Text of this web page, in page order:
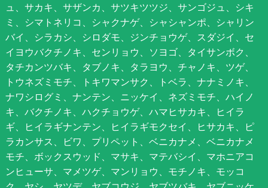
ュ、サカキ、サザンカ、サツキツツジ、サンゴジュ、シキ
ミ、シマトネリコ、シャクナゲ、シャシャンポ、シャリン
バイ、シラカシ、シロダモ、ジンチョウゲ、スダジイ、セ
イヨウバクチノキ、センリョウ、ソヨゴ、タイサンボク、
タチカンツバキ、タブノキ、タラヨウ、チャノキ、ツゲ、
トウネズミモチ、トキワマンサク、トベラ、ナナミノキ、
ナワシログミ、ナンテン、ニッケイ、ネズミモチ、ハイノ
キ、バクチノキ、ハクチョウゲ、ハマヒサカキ、ヒイラ
ギ、ヒイラギナンテン、ヒイラギモクセイ、ヒサカキ、ピ
ラカンサス、ビワ、プリペット、ベニカナメ、ベニカナメ
モチ、ボックスウッド、マサキ、マテバシイ、マホニアコ
ンヒューサ、マメツゲ、マンリョウ、モチノキ、モッコ